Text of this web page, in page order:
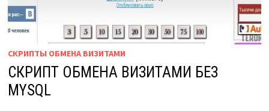
СКРИПТЫ ОБМЕНА ВИЗИТАМИ
СКРИПТ ОБМЕНА ВИЗИТАМИ БЕЗ
MYSQL